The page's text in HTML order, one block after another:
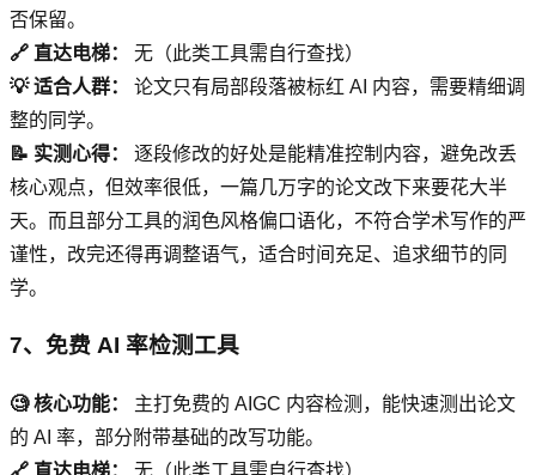
否保留。
🔗 直达电梯：
无（此类工具需自行查找）
💡 适合人群：
论文只有局部段落被标红 AI 内容，需要精细调
整的同学。
📝 实测心得：
逐段修改的好处是能精准控制内容，避免改丢
核心观点，但效率很低，一篇几万字的论文改下来要花大半
天。而且部分工具的润色风格偏口语化，不符合学术写作的严
谨性，改完还得再调整语气，适合时间充足、追求细节的同
学。
7、免费 AI 率检测工具
🧐 核心功能：
主打免费的 AIGC 内容检测，能快速测出论文
的 AI 率，部分附带基础的改写功能。
🔗 直达电梯：
无（此类工具需自行查找）